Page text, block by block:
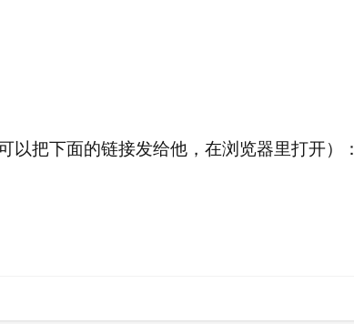
把下面的链接发给他，在浏览器里打开）：